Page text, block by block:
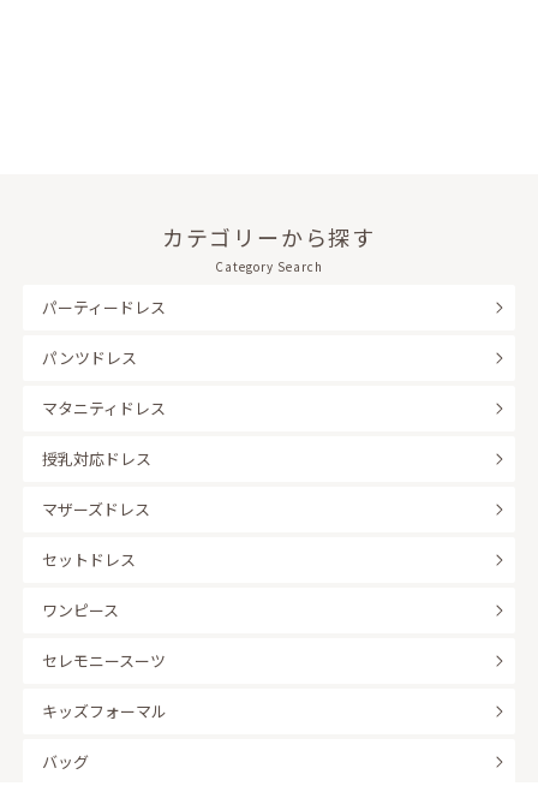
カテゴリーから探す
Category Search
パーティードレス
パンツドレス
マタニティドレス
授乳対応ドレス
マザーズドレス
セットドレス
ワンピース
セレモニースーツ
キッズフォーマル
バッグ